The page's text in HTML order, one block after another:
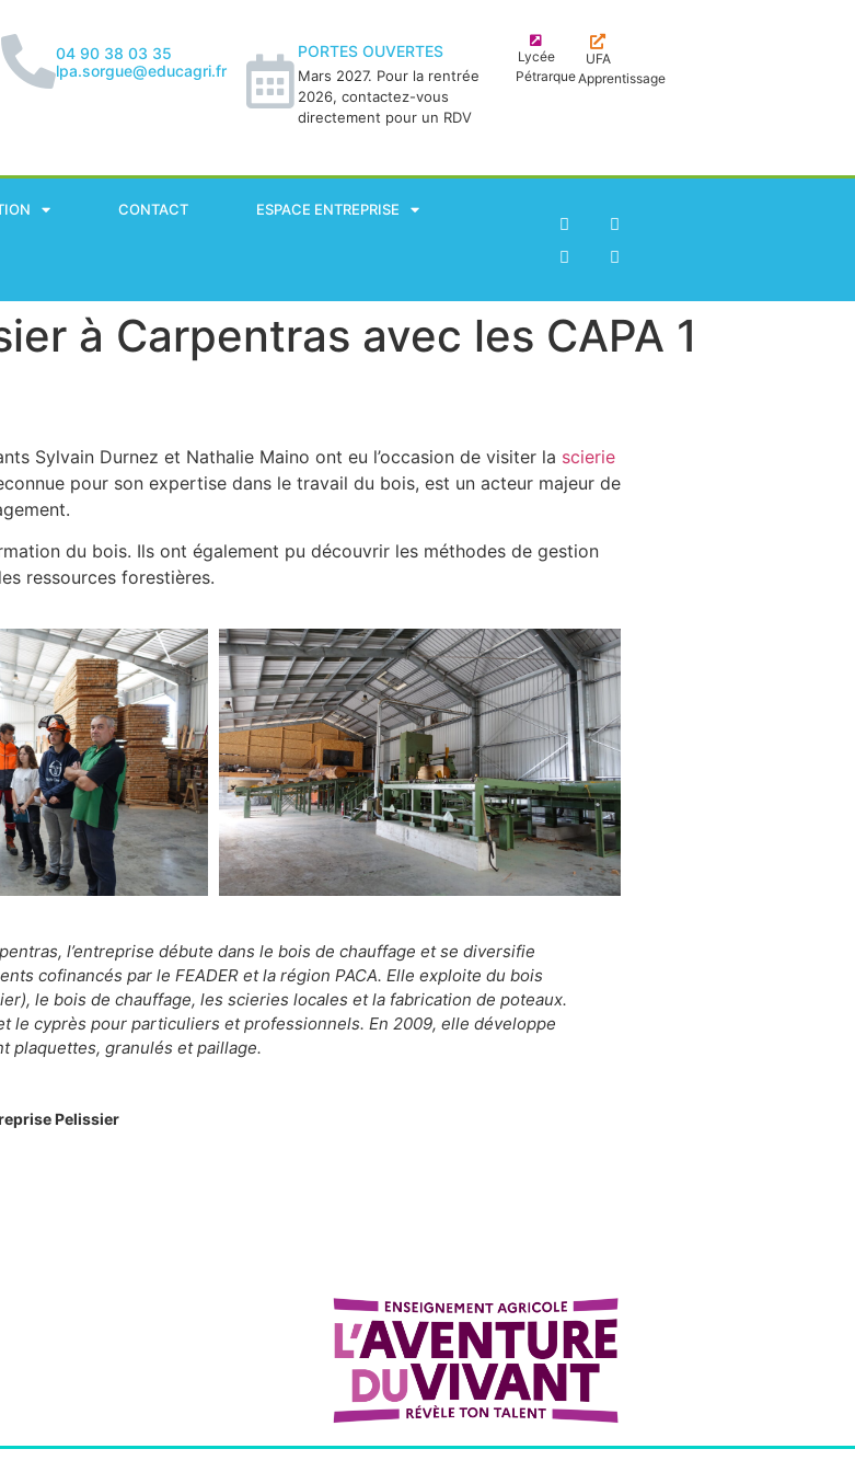
04 90 38 03 35
lpa.sorgue@educagri.fr
PORTES OUVERTES
Mars 2027. Pour la rentrée
2026, contactez-vous
directement pour un RDV
Lycée
Pétrarque
UFA
Apprentissage
CONTACT ESPACE ENTREPRISE
à Carpentras avec les CAPA 1
Sylvain Durnez et Nathalie Maino ont eu l’occasion de visiter la scierie
pour son expertise dans le travail du bois, est un acteur majeur de
du bois. Ils ont également pu découvrir les méthodes de gestion
ressources forestières.
l’entreprise débute dans le bois de chauffage et se diversifie
cofinancés par le FEADER et la région PACA. Elle exploite du bois
le bois de chauffage, les scieries locales et la fabrication de poteaux.
le cyprès pour particuliers et professionnels. En 2009, elle développe
plaquettes, granulés et paillage.
Pelissier